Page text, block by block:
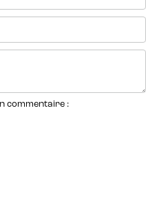
commentaire :